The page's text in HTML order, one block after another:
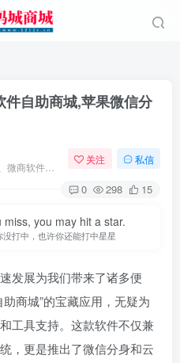
自助商城,苹果微信分
关注 私信
0 298 15
you may hit a star.
打中，也许你还能打中星星
发展为我们带来了诸多便
商城”的宝藏应用，无疑为
工具支持。这款软件不仅兼
，更是推出了微信分身和云